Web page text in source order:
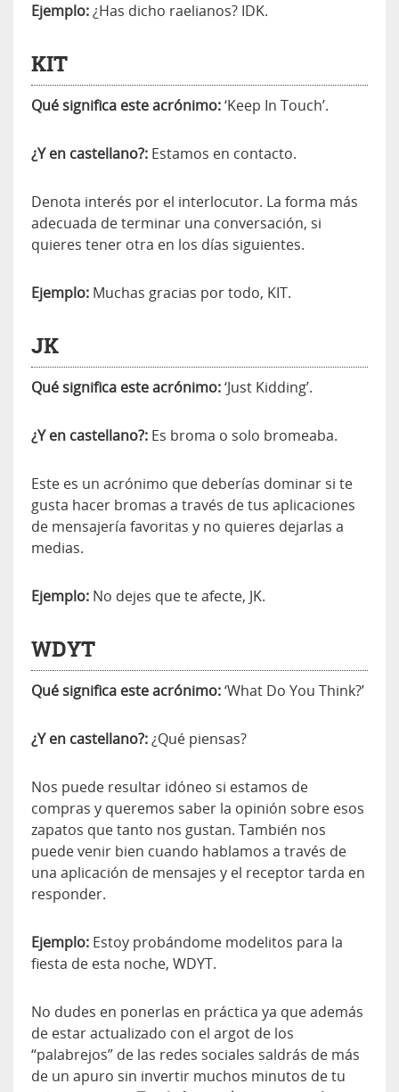
Ejemplo:¿Has dicho raelianos? IDK.
KIT
Qué significa este acrónimo:‘Keep In Touch’.
¿Y en castellano?: Estamos en contacto.
Denota interés por el interlocutor. La forma más
adecuada de terminar una conversación, si
quieres tener otra en los días siguientes.
Ejemplo: Muchas gracias por todo, KIT.
JK
Qué significa este acrónimo:‘Just Kidding’.
¿Y en castellano?: Es broma o solo bromeaba.
Este es un acrónimo que deberías dominar si te
gusta hacer bromas a través de tus aplicaciones
de mensajería favoritas y no quieres dejarlas a
medias.
Ejemplo: No dejes que te afecte, JK.
WDYT
Qué significa este acrónimo:‘What Do You Think?’
¿Y en castellano?:¿Qué piensas?
Nos puede resultar idóneo si estamos de
compras y queremos saber la opinión sobre esos
zapatos que tanto nos gustan. También nos
puede venir bien cuando hablamos a través de
una aplicación de mensajes y el receptor tarda en
responder.
Ejemplo: Estoy probándome modelitos para la
fiesta de esta noche, WDYT.
No dudes en ponerlas en práctica ya que además
de estar actualizado con el argot de los
“palabrejos” de las redes sociales saldrás de más
de un apuro sin invertir muchos minutos de tu